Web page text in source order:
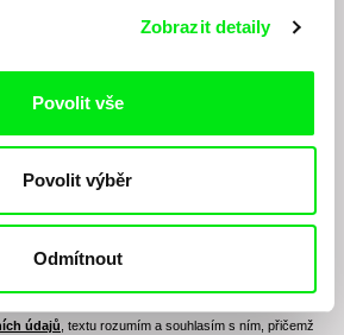
Zobrazit detaily
Povolit vše
Povolit výběr
Odmítnout
programu?
souhlasím se zasíláním obchodních sdělení
údajů , textu rozumím a souhlasím s ním, přičemž